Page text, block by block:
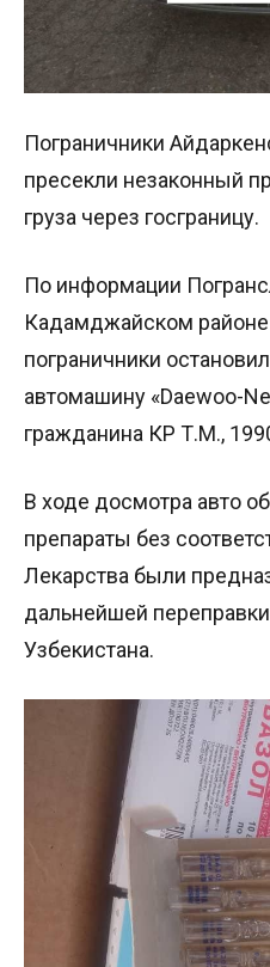
Пограничники
пресекли незаконный
груза через госграницу.
По информации
Кадамджайском районе
пограничники
автомашину «Daewoo-
гражданина КР Т.М.,
В ходе досмотра авто
препараты без
Лекарства были
дальнейшей
Узбекистана.